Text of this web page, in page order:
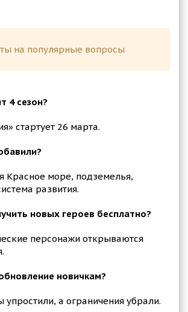
на популярные вопросы
4 сезон?
стартует 26 марта.
Красное море, подземелья,
развития.
новых героев бесплатно?
персонажи открываются
новичкам?
упростили, а ограничения убрали.